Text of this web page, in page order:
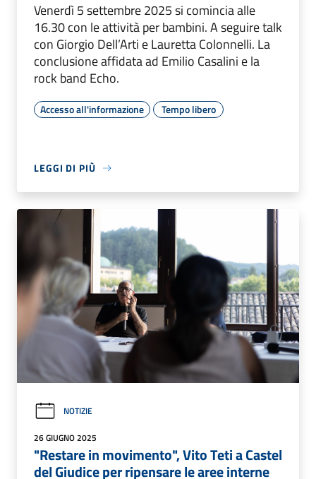
Venerdì 5 settembre 2025 si comincia alle
16.30 con le attività per bambini. A seguire talk
con Giorgio Dell’Arti e Lauretta Colonnelli. La
conclusione affidata ad Emilio Casalini e la
rock band Echo.
Accesso all'informazione Tempo libero
LEGGI DI PIÙ
NOTIZIE
26 GIUGNO 2025
"Restare in movimento", Vito Teti a Castel
del Giudice per ripensare le aree interne